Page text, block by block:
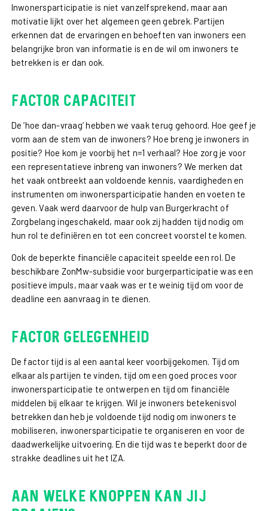
Inwonersparticipatie is niet vanzelfsprekend, maar aan
motivatie lijkt over het algemeen geen gebrek. Partijen
erkennen dat de ervaringen en behoeften van inwoners een
belangrijke bron van informatie is en de wil om inwoners te
betrekken is er dan ook.
Factor capaciteit
De ‘hoe dan-vraag’ hebben we vaak terug gehoord. Hoe geef je
vorm aan de stem van de inwoners? Hoe breng je inwoners in
positie? Hoe kom je voorbij het n=1 verhaal? Hoe zorg je voor
een representatieve inbreng van inwoners? We merken dat
het vaak ontbreekt aan voldoende kennis, vaardigheden en
instrumenten om inwonersparticipatie handen en voeten te
geven. Vaak werd daarvoor de hulp van Burgerkracht of
Zorgbelang ingeschakeld, maar ook zij hadden tijd nodig om
hun rol te definiëren en tot een concreet voorstel te komen.
Ook de beperkte financiële capaciteit speelde een rol. De
beschikbare ZonMw-subsidie voor burgerparticipatie was een
positieve impuls, maar vaak was er te weinig tijd om voor de
deadline een aanvraag in te dienen.
Factor gelegenheid
De factor tijd is al een aantal keer voorbijgekomen. Tijd om
elkaar als partijen te vinden, tijd om een goed proces voor
inwonersparticipatie te ontwerpen en tijd om financiële
middelen bij elkaar te krijgen. Wil je inwoners betekenisvol
betrekken dan heb je voldoende tijd nodig om inwoners te
mobiliseren, inwonersparticipatie te organiseren en voor de
daadwerkelijke uitvoering. En die tijd was te beperkt door de
strakke deadlines uit het IZA.
Aan welke knoppen kan jij